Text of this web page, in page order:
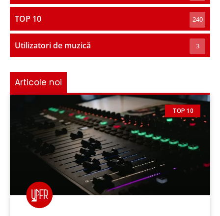
TOP 10 240
Utilizatori de muzică 3
Articole noi
TOP 10